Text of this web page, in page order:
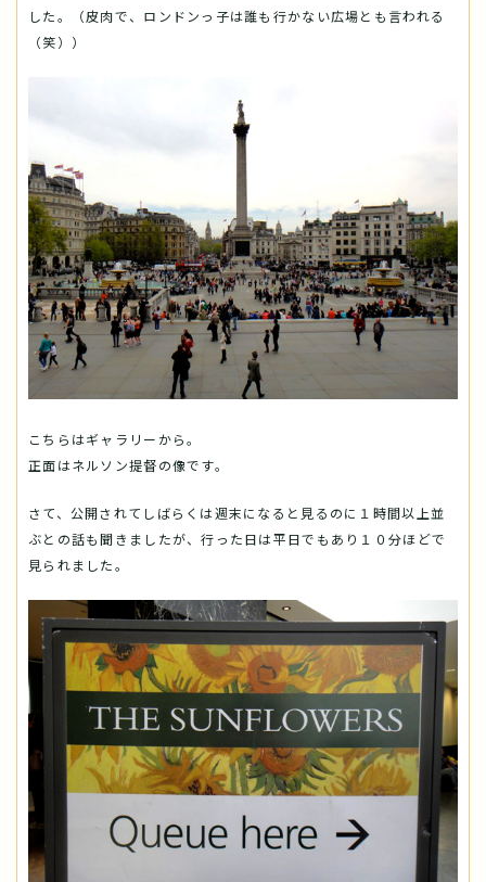
した。（皮肉で、ロンドンっ子は誰も行かない広場とも言われる
（笑））
こちらはギャラリーから。
正面はネルソン提督の像です。
さて、公開されてしばらくは週末になると見るのに１時間以上並
ぶとの話も聞きましたが、行った日は平日でもあり１０分ほどで
見られました。